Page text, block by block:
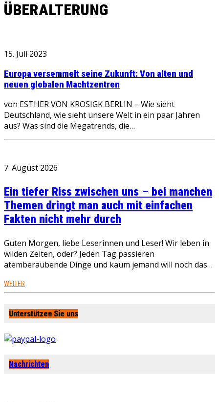
ÜBERALTERUNG
15. Juli 2023
Europa versemmelt seine Zukunft: Von alten und
neuen globalen Machtzentren
von ESTHER VON KROSIGK BERLIN – Wie sieht
Deutschland, wie sieht unsere Welt in ein paar Jahren
aus? Was sind die Megatrends, die…
7. August 2026
Ein tiefer Riss zwischen uns – bei manchen
Themen dringt man auch mit einfachen
Fakten nicht mehr durch
Guten Morgen, liebe Leserinnen und Leser! Wir leben in
wilden Zeiten, oder? Jeden Tag passieren
atemberaubende Dinge und kaum jemand will noch das…
WEITER
Unterstützen Sie uns
Nachrichten